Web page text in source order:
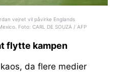
vejret vil påvirke Englands
Foto: CARL DE SOUZA / AFP
flytte kampen
da flere medier